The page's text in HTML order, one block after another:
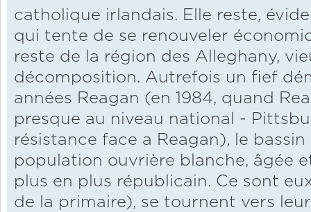
catholique irlandais. Elle reste,
qui tente de se renouveler
reste de la région des Alleghany,
décomposition. Autrefois un fief
années Reagan (en 1984, quand
presque au niveau national -
résistance face a Reagan), le
population ouvrière blanche, âgée
plus en plus républicain. Ce sont
de la primaire), se tournent vers